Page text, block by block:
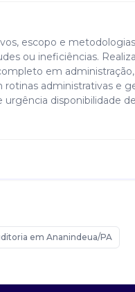
escopo e
ou ineficiências.
em administração,
rotinas administrativas e
urgência disponibilidade de
em Ananindeua/PA